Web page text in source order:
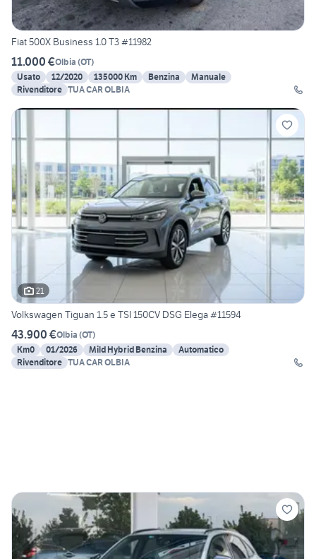
Fiat 500X Business 1.0 T3 #11982
11.000 €Olbia (OT)
Usato
12/2020 135000 Km Benzina
Manuale
Rivenditore TUA CAR OLBIA
21
Volkswagen Tiguan 1.5 e TSI 150CV DSG Elega #11594
43.900 €Olbia (OT)
Km0
01/2026 Mild Hybrid Benzina
Automatico
Rivenditore TUA CAR OLBIA